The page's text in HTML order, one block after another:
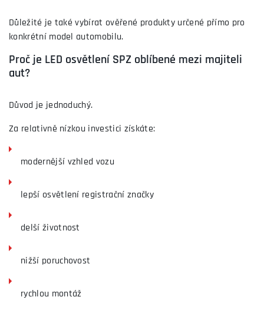
Důležité je také vybírat ověřené produkty určené přímo pro
konkrétní model automobilu.
Proč je LED osvětlení SPZ oblíbené mezi majiteli
aut?
Důvod je jednoduchý.
Za relativně nízkou investici získáte:
modernější vzhled vozu
lepší osvětlení registrační značky
delší životnost
nižší poruchovost
rychlou montáž